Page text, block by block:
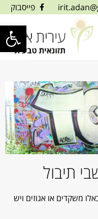
פתח
פייסבוק
תיבול
משקדים או אגוזים ויש